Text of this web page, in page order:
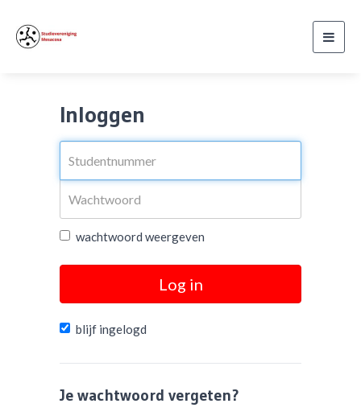
Inloggen
wachtwoord weergeven
Log in
blijf ingelogd
Je wachtwoord vergeten?